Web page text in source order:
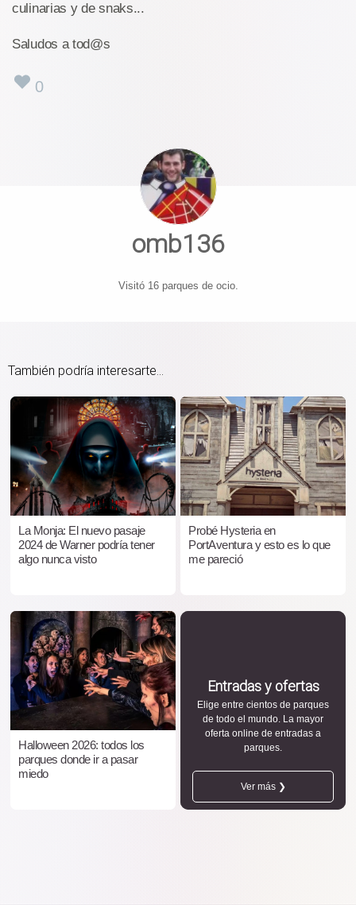
culinarias y de snaks...
Saludos a tod@s
0
omb136
Visitó 16 parques de ocio.
También podría interesarte...
La Monja: El nuevo pasaje
2024 de Warner podría tener
algo nunca visto
Probé Hysteria en
PortAventura y esto es lo que
me pareció
Halloween 2026: todos los
parques donde ir a pasar
miedo
Entradas y ofertas
Elige entre cientos de parques
de todo el mundo. La mayor
oferta online de entradas a
parques.
Ver más ❯